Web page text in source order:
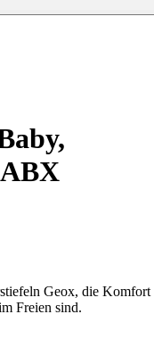
Geox, die Komfort
Freien sind.